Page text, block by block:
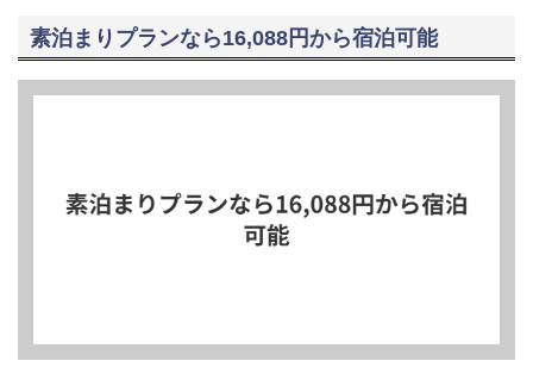
素泊まりプランなら16,088円から宿泊可能